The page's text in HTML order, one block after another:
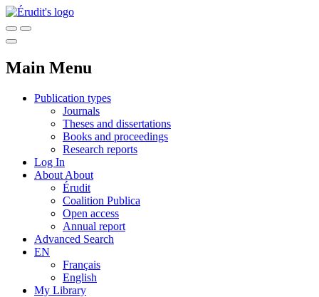
Main Menu
Publication types
Journals
Theses and dissertations
Books and proceedings
Research reports
Log In
About About
Érudit
Coalition Publica
Open access
Annual report
Advanced Search
EN
Français
English
My Library